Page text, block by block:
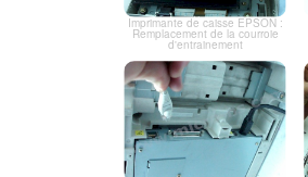
Imprimante de caisse EPSON :
Remplacement de la courroie
d'entrainement